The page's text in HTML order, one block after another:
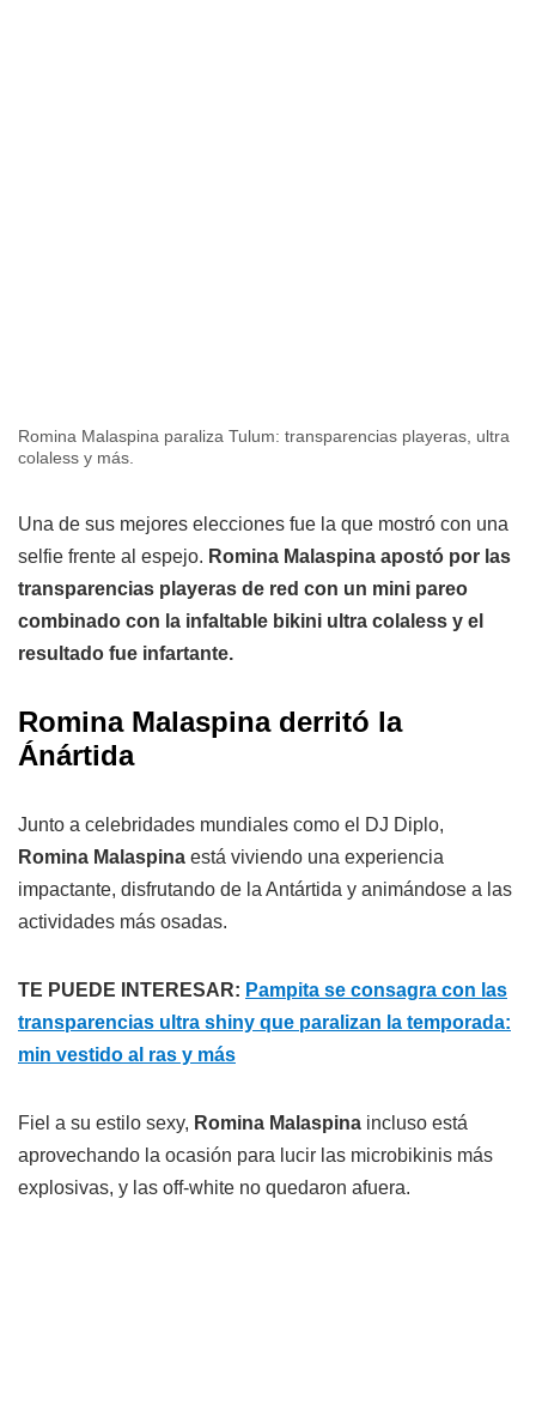
Romina Malaspina paraliza Tulum: transparencias playeras, ultra
colaless y más.
Una de sus mejores elecciones fue la que mostró con una
selfie frente al espejo. Romina Malaspina apostó por las
transparencias playeras de red con un mini pareo
combinado con la infaltable bikini ultra colaless y el
resultado fue infartante.
Romina Malaspina derritó la
Ánártida
Junto a celebridades mundiales como el DJ Diplo,
Romina Malaspina está viviendo una experiencia
impactante, disfrutando de la Antártida y animándose a las
actividades más osadas.
TE PUEDE INTERESAR: Pampita se consagra con las
transparencias ultra shiny que paralizan la temporada:
min vestido al ras y más
Fiel a su estilo sexy, Romina Malaspina incluso está
aprovechando la ocasión para lucir las microbikinis más
explosivas, y las off-white no quedaron afuera.